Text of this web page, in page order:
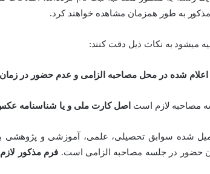
مذکور به طور همزمان مشاهده خواهند کرد.
میشود به نکات ذیل دقت کنند:
اعلام شده در محل مصاحبه الزامی و عدم حضور در
اصل کارت ملی و یا شناسنامه عکس
شده سوابق تحصیلی، علمی، آموزشی و پژوهشی
حضور در جلسه مصاحبه الزامی است. فرم مذکور